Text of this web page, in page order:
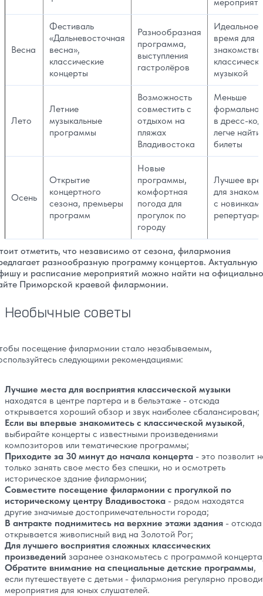
Весна
Фестиваль
«Дальневосточная
весна»,
классические
концерты
Разнообразная
программа,
выступления
гастролёров
Идеальное
время для
музыкой
Лето
Летние
музыкальные
программы
Возможность
совместить с
отдыхом на
пляжах
Владивостока
Меньше
в дресс-
легче найти
билеты
Осень
Открытие
концертного
сезона, премьеры
программ
Новые
программы,
комфортная
погода для
прогулок по
городу
Лучшее
для
с
репертуара
отметить, что независимо от сезона, филармония
разнообразную программу концертов. Актуальную
и расписание мероприятий можно найти на
Приморской краевой филармонии.
Необычные советы
посещение филармонии стало незабываемым,
следующими рекомендациями:
Лучшие места для восприятия классической музыки
находятся в центре партера и в бельэтаже - отсюда
открывается хороший обзор и звук наиболее сбалансирован;
Если вы впервые знакомитесь с классической музыкой,
выбирайте концерты с известными произведениями
композиторов или тематические программы;
Приходите за 30 минут до начала концерта - это позволит
только занять свое место без спешки, но и осмотреть
историческое здание филармонии;
Совместите посещение филармонии с прогулкой по
историческому центру Владивостока - рядом находятся
другие значимые достопримечательности города;
В антракте поднимитесь на верхние этажи здания - отсюда
открывается живописный вид на Золотой Рог;
Для лучшего восприятия сложных классических
произведений заранее ознакомьтесь с программой
Обратите внимание на специальные детские программы,
если путешествуете с детьми - филармония регулярно
мероприятия для юных слушателей.